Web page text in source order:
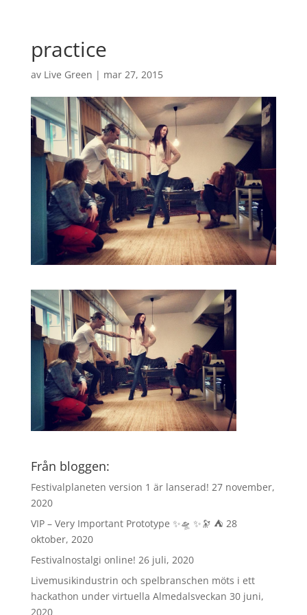
practice
av Live Green | mar 27, 2015
Från bloggen:
Festivalplaneten version 1 är lanserad! 27 november,
2020
VIP – Very Important Prototype ✨🛸 ✨🔭 ⛺️ 28
oktober, 2020
Festivalnostalgi online! 26 juli, 2020
Livemusikindustrin och spelbranschen möts i ett
hackathon under virtuella Almedalsveckan 30 juni,
2020